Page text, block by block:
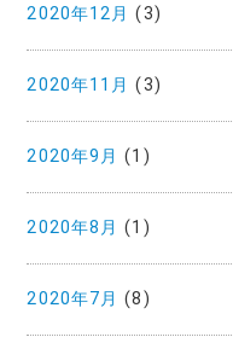
2020年12月 (3)
2020年11月 (3)
2020年9月 (1)
2020年8月 (1)
2020年7月 (8)